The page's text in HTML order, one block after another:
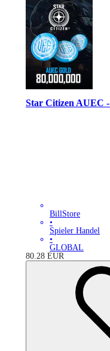
Star Citizen AUEC
BillStore
•
Spieler Handel
•
GLOBAL
80.28 EUR